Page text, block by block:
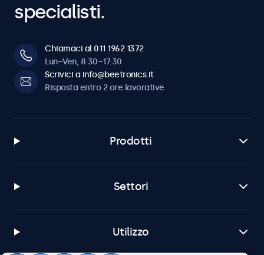
specialisti.
Chiamaci al 011 1962 1372
Lun–Ven, 8:30–17:30
Scrivici a info@beetronics.it
Risposta entro 2 ore lavorative
Prodotti
Settori
Utilizzo